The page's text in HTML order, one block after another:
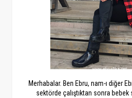
Merhabalar. Ben Ebru, nam-ı diğer
sektörde çalıştıktan sonra